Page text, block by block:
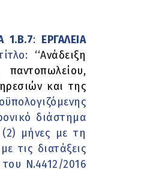
1.Β.7: ΕΡΓΑΛΕΙΑ
‘‘Ανάδειξη
και της
διάστημα
μήνες με τη
τις διατάξεις
Ν.4412/2016